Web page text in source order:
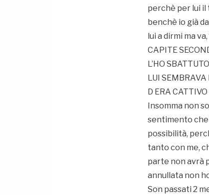
perchè per lui il
benchè io già
lui a dirmi ma
CAPITE
L’HO
LUI
D ERA
Insomma non
sentimento che
possibilità,
tanto con me,
parte non avrà
annullata non
Son passati 2